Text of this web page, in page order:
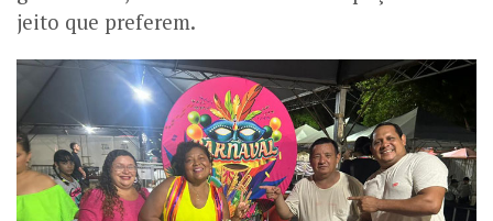
jeito que preferem.